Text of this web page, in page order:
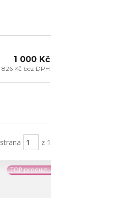
1 000 Kč
826 Kč bez DPH
strana z 1
TOP produkt